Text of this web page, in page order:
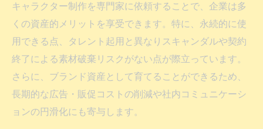
キャラクター制作を専門家に依頼することで、企業は多
くの資産的メリットを享受できます。特に、永続的に使
用できる点、タレント起用と異なりスキャンダルや契約
終了による素材破棄リスクがない点が際立っています。
さらに、ブランド資産として育てることができるため、
長期的な広告・販促コストの削減や社内コミュニケーシ
ョンの円滑化にも寄与します。